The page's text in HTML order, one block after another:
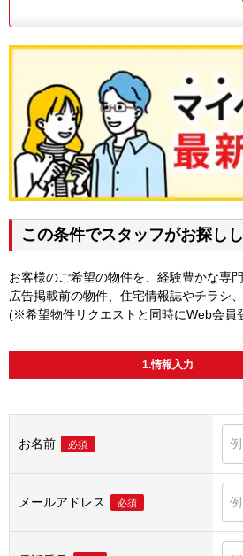
この条件でスタッフがお探し
お客様のご希望の物件を、経験豊かな専
広告掲載前の物件、住宅情報誌やチラシ
(※希望物件リクエストと同時にWeb会員
1.情報入力
お名前 必須
メールアドレス 必須